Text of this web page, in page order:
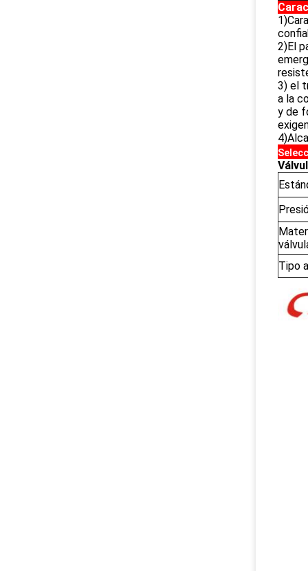
2)El
3) el
a la
y de
Tipo